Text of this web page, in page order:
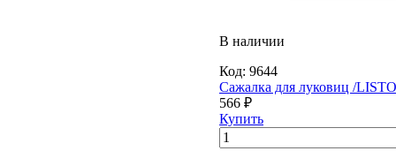
В наличии
Код: 9644
Сажалка для луковиц /
566 ₽
Купить